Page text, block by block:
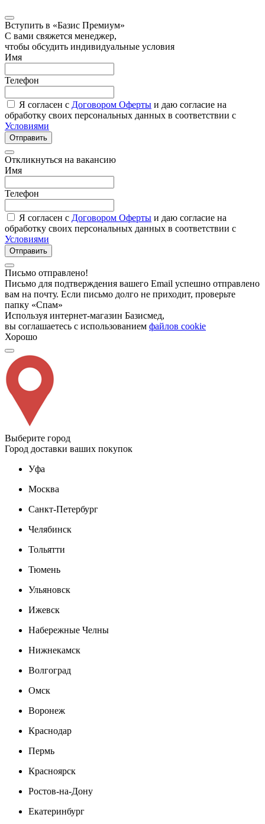
Вступить в «Базис Премиум»
С вами свяжется менеджер,
чтобы обсудить индивидуальные условия
Имя
Телефон
Я согласен с Договором Оферты и даю согласие на
обработку своих персональных данных в соответствии с
Условиями
Отправить
Откликнуться на вакансию
Имя
Телефон
Я согласен с Договором Оферты и даю согласие на
обработку своих персональных данных в соответствии с
Условиями
Отправить
Письмо отправлено!
Письмо для подтверждения вашего Email успешно отправлено
вам на почту. Если письмо долго не приходит, проверьте
папку «Спам»
Используя интернет-магазин Базисмед,
вы соглашаетесь с использованием файлов cookie
Хорошо
Выберите город
Город доставки ваших покупок
Уфа
Москва
Санкт-Петербург
Челябинск
Тольятти
Тюмень
Ульяновск
Ижевск
Набережные Челны
Нижнекамск
Волгоград
Омск
Воронеж
Краснодар
Пермь
Красноярск
Ростов-на-Дону
Екатеринбург